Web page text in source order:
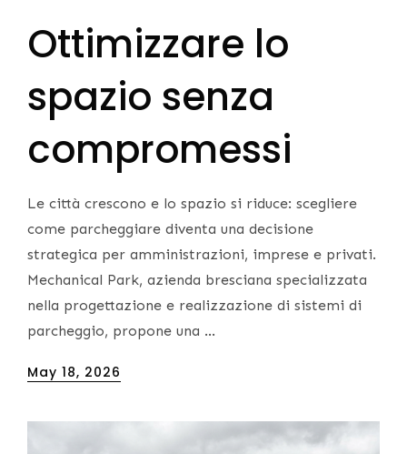
Ottimizzare lo
spazio senza
compromessi
Le città crescono e lo spazio si riduce: scegliere
come parcheggiare diventa una decisione
strategica per amministrazioni, imprese e privati.
Mechanical Park, azienda bresciana specializzata
nella progettazione e realizzazione di sistemi di
parcheggio, propone una …
Posted
May 18, 2026